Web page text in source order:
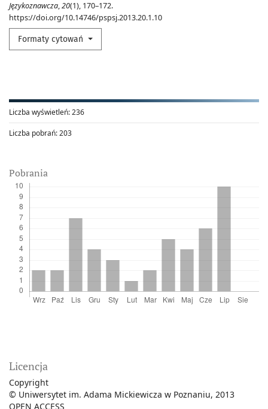
Językoznawcza,20(1), 170–172.
https://doi.org/10.14746/pspsj.2013.20.1.10
Formaty cytowań
Liczba wyświetleń:236
Liczba pobrań:203
Pobrania
Licencja
Copyright
© Uniwersytet im. Adama Mickiewicza w Poznaniu, 2013
OPEN ACCESS